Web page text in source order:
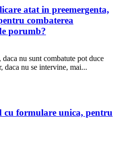
atat in preemergenta,
combaterea
porumb?
nu sunt combatute pot duce
daca nu se intervine, mai...
formulare unica, pentru